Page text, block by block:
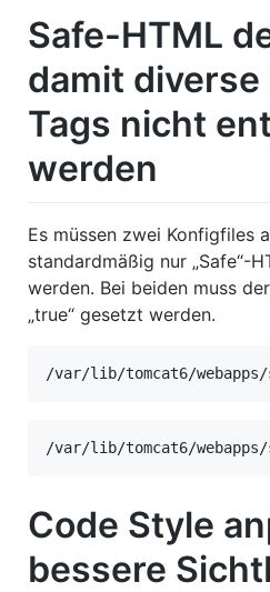
Safe-HTML
damit
Tags nicht
werden
Es müssen zwei Konfigfiles
standardmäßig nur „Safe“-
werden. Bei beiden muss
„true“ gesetzt werden.
/var/lib/tomcat6/
/var/lib/tomcat6/
Code Style
bessere